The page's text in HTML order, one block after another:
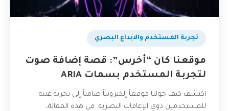
تجربة المستخدم والابداع البصري
موقعنا كان “أخرس”: قصة إضافة صوت
لتجربة المستخدم بسمات ARIA
اكتشف كيف حولنا موقعاً إلكترونياً صامتاً إلى تجربة غنية
للمستخدمين ذوي الإعاقات البصرية. في هذه المقالة،